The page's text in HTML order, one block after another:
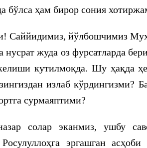
бўлса ҳам бирор сония
Саййидимиз, йўлбошчимиз
нусрат жуда оз фурсатларда
кутилмоқда. Шу ҳақда
излаб кўрдингизми?
сурмаяптими?
солар эканмиз, ушбу
эргашган